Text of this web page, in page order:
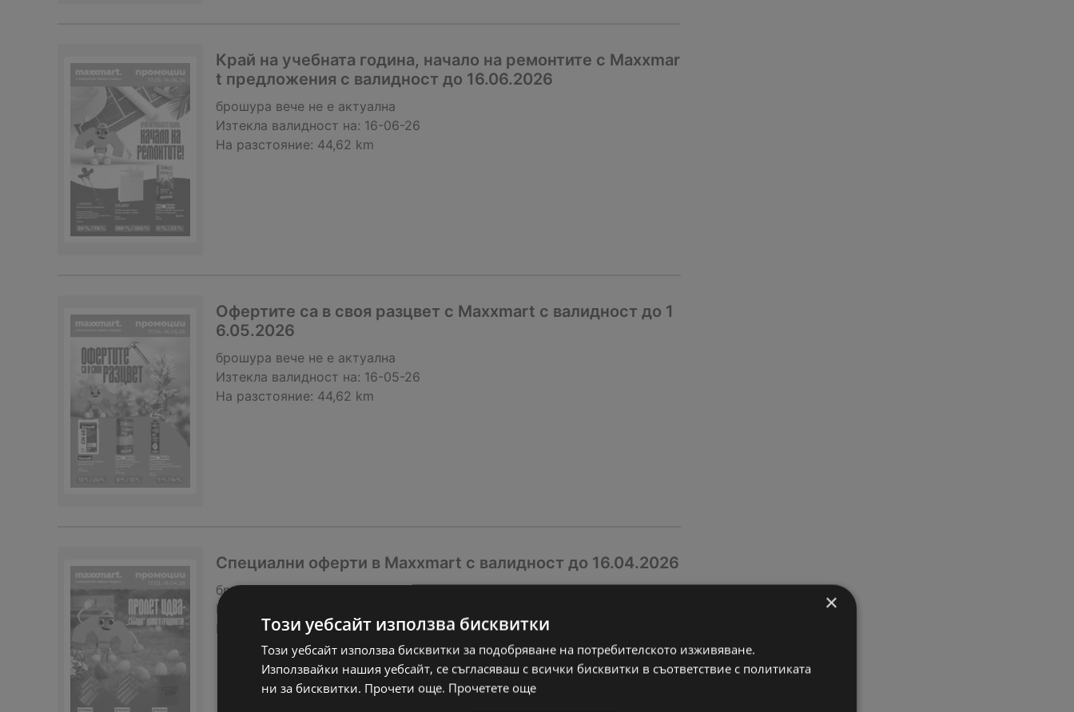
Край на учебната година, начало на ремонтите с Maxxmar
t предложения с валидност до 16.06.2026
брошура вече не е актуална
Изтекла валидност на: 16-06-26
На разстояние: 44,62 km
Офертите са в своя разцвет с Maxxmart с валидност до 1
6.05.2026
брошура вече не е актуална
Изтекла валидност на: 16-05-26
На разстояние: 44,62 km
Специални оферти в Мaxxmart с валидност до 16.04.2026
брошура вече не е актуална
Изтекла валидност на:
На разстояние: 44,62 km
×
Този уебсайт използва бисквитки
Този уебсайт използва бисквитки за подобряване на потребителското изживяване.
Използвайки нашия уебсайт, се съгласяваш с всички бисквитки в съответствие с политиката
ни за бисквитки. Прочети още. Прочетете още